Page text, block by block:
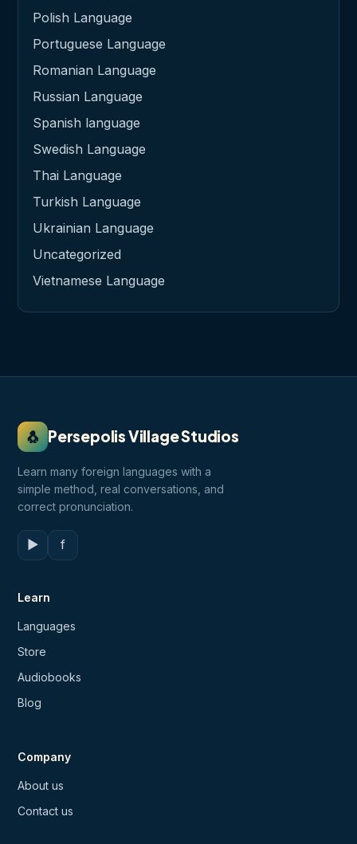
Polish Language
Portuguese Language
Romanian Language
Russian Language
Spanish language
Swedish Language
Thai Language
Turkish Language
Ukrainian Language
Uncategorized
Vietnamese Language
🐧 Persepolis Village Studios
Learn many foreign languages with a
simple method, real conversations, and
correct pronunciation.
▶ f
Learn
Languages
Store
Audiobooks
Blog
Company
About us
Contact us